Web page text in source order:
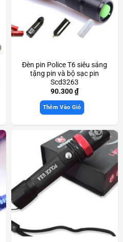
Đèn pin Police T6 siêu sáng
tặng pin và bộ sạc pin
Scd3263
90.300₫
Thêm Vào Giỏ